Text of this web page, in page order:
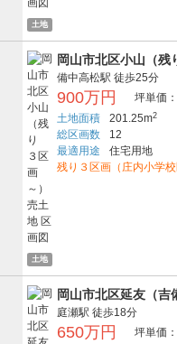
土地
土地
岡山市北区小山（残
備中高松駅 徒歩25分
900万円
坪単価
土地面積
201.25m2
総区画数
12
最適用途
住宅用地
残り３区画（庄内小学校
岡山市北区延友（吉
庭瀬駅 徒歩18分
650万円
坪単価